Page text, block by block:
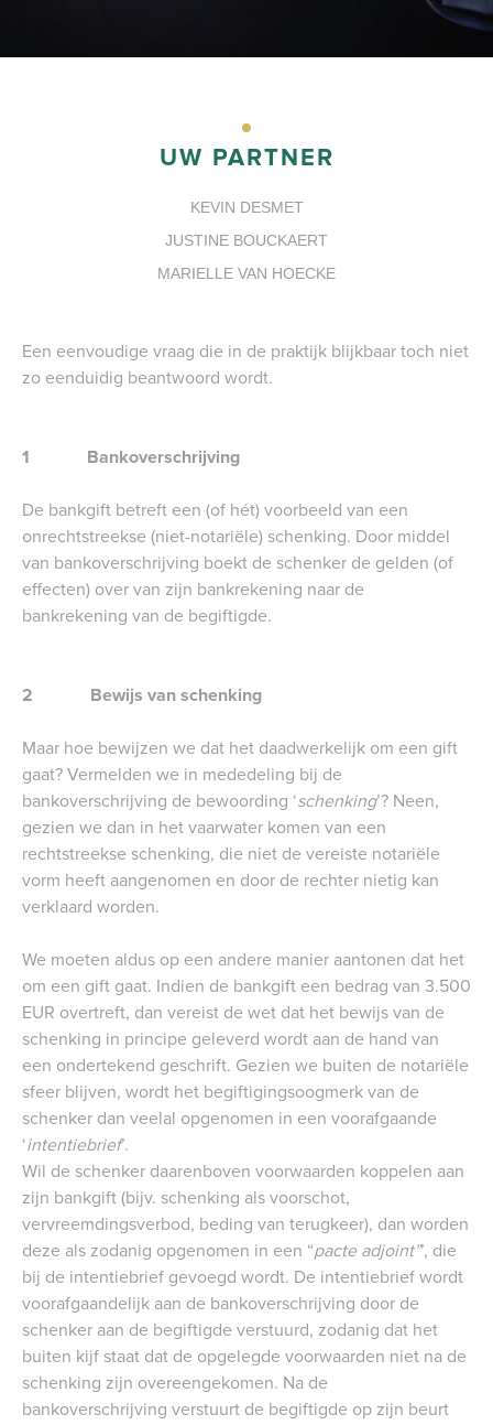
PORTAAL
UW PARTNER
KEVIN DESMET
JUSTINE BOUCKAERT
MARIELLE VAN HOECKE
Een eenvoudige vraag die in de praktijk blijkbaar toch niet
zo eenduidig beantwoord wordt.
1 Bankoverschrijving
De bankgift betreft een (of hét) voorbeeld van een
onrechtstreekse (niet-notariële) schenking. Door middel
van bankoverschrijving boekt de schenker de gelden (of
effecten) over van zijn bankrekening naar de
bankrekening van de begiftigde.
2 Bewijs van schenking
Maar hoe bewijzen we dat het daadwerkelijk om een gift
gaat? Vermelden we in mededeling bij de
bankoverschrijving de bewoording ‘schenking’? Neen,
gezien we dan in het vaarwater komen van een
rechtstreekse schenking, die niet de vereiste notariële
vorm heeft aangenomen en door de rechter nietig kan
verklaard worden.
We moeten aldus op een andere manier aantonen dat het
om een gift gaat. Indien de bankgift een bedrag van 3.500
EUR overtreft, dan vereist de wet dat het bewijs van de
schenking in principe geleverd wordt aan de hand van
een ondertekend geschrift. Gezien we buiten de notariële
sfeer blijven, wordt het begiftigingsoogmerk van de
schenker dan veelal opgenomen in een voorafgaande
‘intentiebrief’.
Wil de schenker daarenboven voorwaarden koppelen aan
zijn bankgift (bijv. schenking als voorschot,
vervreemdingsverbod, beding van terugkeer), dan worden
deze als zodanig opgenomen in een “pacte adjoint”’, die
bij de intentiebrief gevoegd wordt. De intentiebrief wordt
voorafgaandelijk aan de bankoverschrijving door de
schenker aan de begiftigde verstuurd, zodanig dat het
buiten kijf staat dat de opgelegde voorwaarden niet na de
schenking zijn overeengekomen. Na de
bankoverschrijving verstuurt de begiftigde op zijn beurt